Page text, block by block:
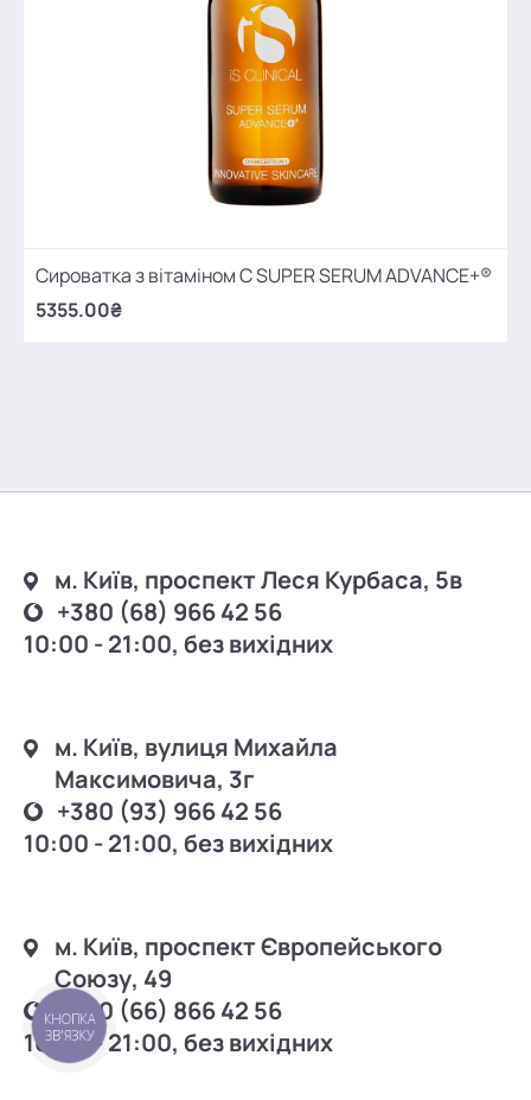
Сироватка з вітаміном С SUPER SERUM ADVANCE+®
5355.00₴
м. Київ, проспект Леся Курбаса, 5в
+380 (68) 966 42 56
10:00 - 21:00, без вихідних
м. Київ, вулиця Михайла
Максимовича, 3г
+380 (93) 966 42 56
10:00 - 21:00, без вихідних
м. Київ, проспект Європейського
Союзу, 49
+380 (66) 866 42 56
10:00 - 21:00, без вихідних
КНОПКА
ЗВ'ЯЗКУ